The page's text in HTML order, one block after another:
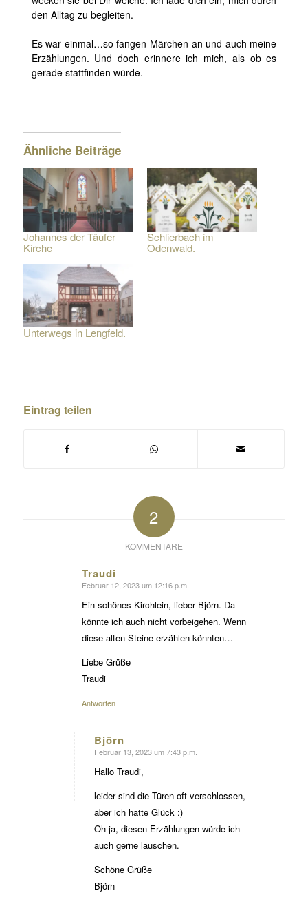
den Alltag zu begleiten.
Es war einmal…so fangen Märchen an und auch meine
Erzählungen. Und doch erinnere ich mich, als ob es
gerade stattfinden würde.
Ähnliche Beiträge
Johannes der Täufer
Kirche
Schlierbach im
Odenwald.
Unterwegs in Lengfeld.
Eintrag teilen
2
KOMMENTARE
Traudi
sagte:
Februar 12, 2023 um 12:16 p.m.
Ein schönes Kirchlein, lieber Björn. Da
könnte ich auch nicht vorbeigehen. Wenn
diese alten Steine erzählen könnten…
Liebe Grüße
Traudi
Antworten
Björn
sagte:
Februar 13, 2023 um 7:43 p.m.
Hallo Traudi,
leider sind die Türen oft verschlossen,
aber ich hatte Glück :)
Oh ja, diesen Erzählungen würde ich
auch gerne lauschen.
Schöne Grüße
Björn